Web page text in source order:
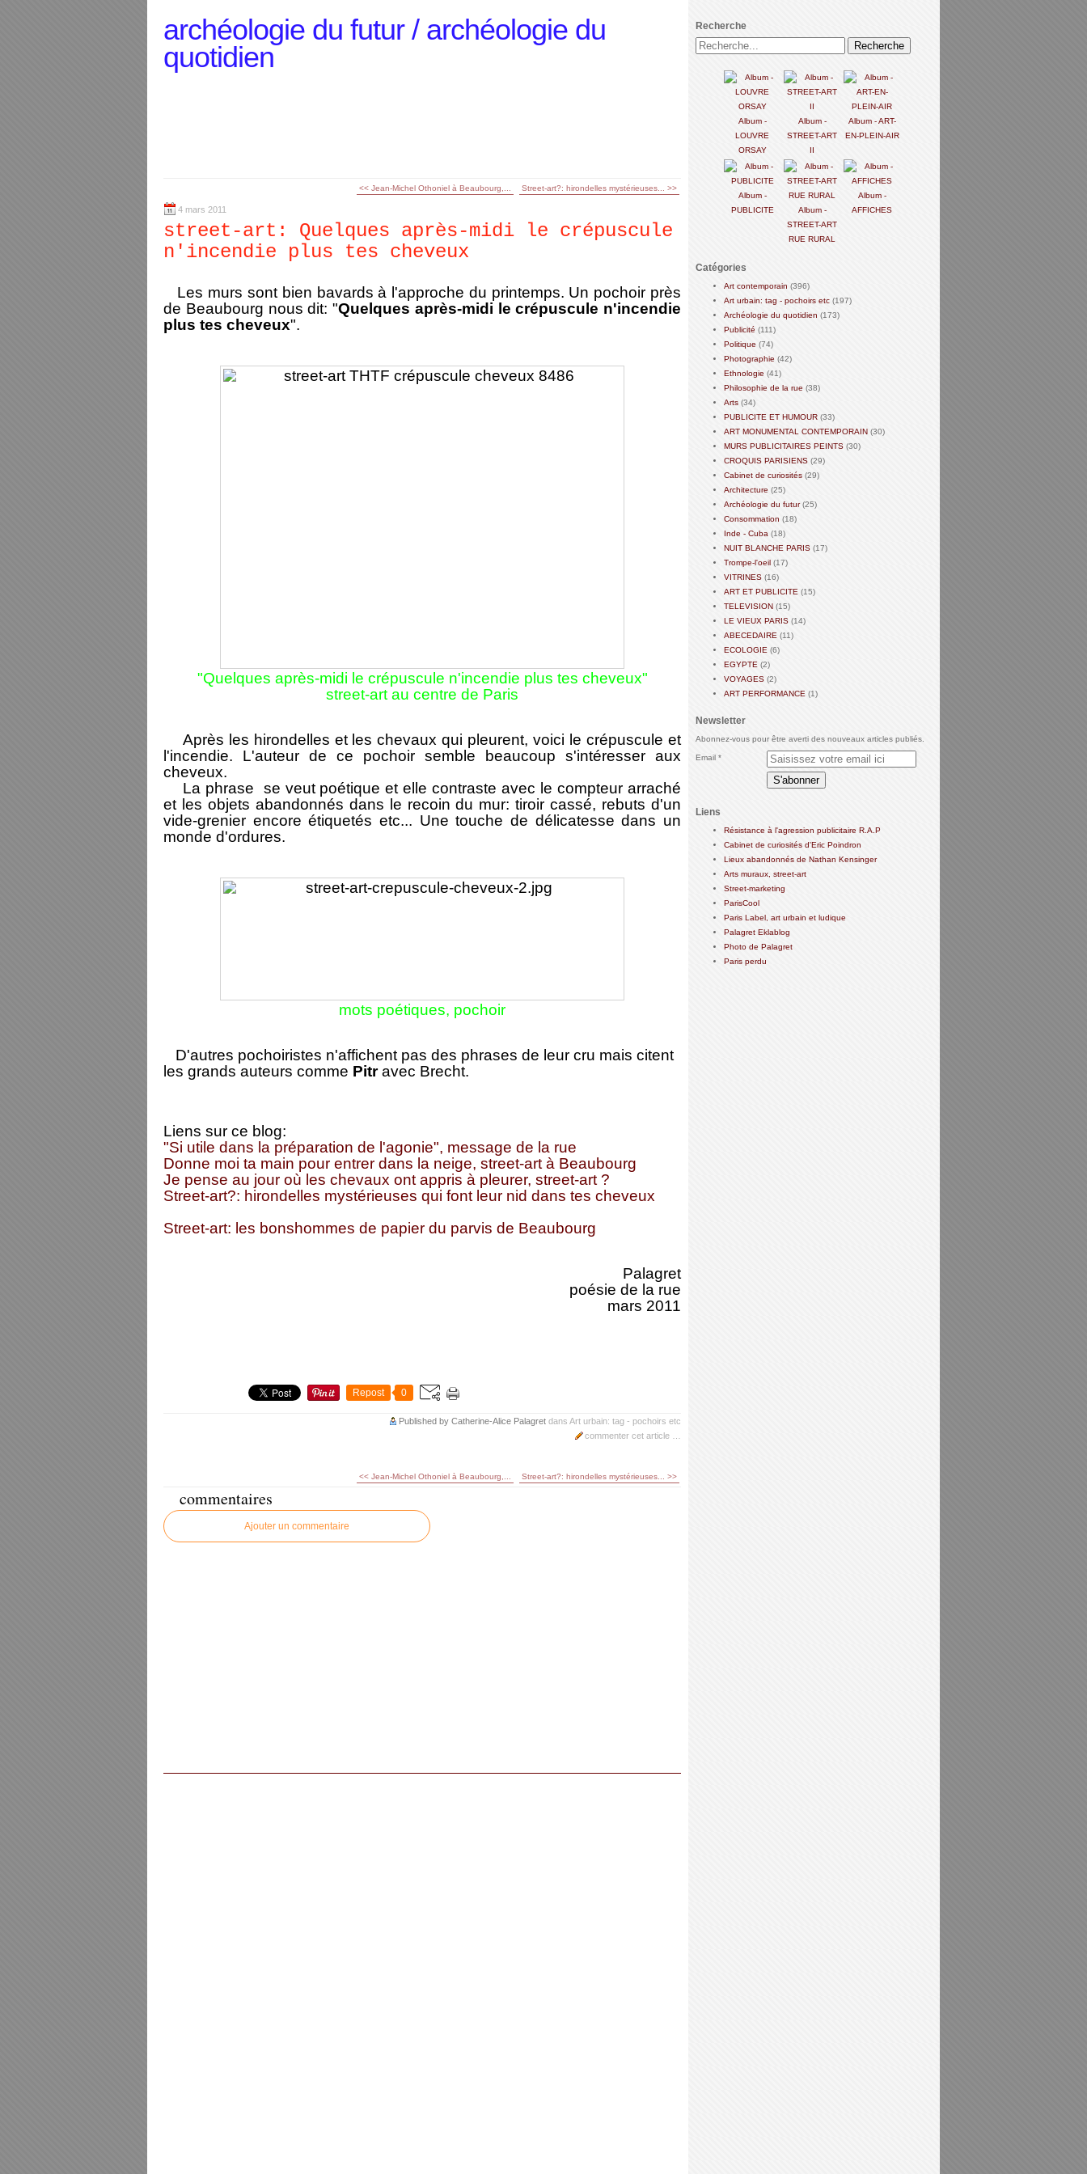
archéologie du futur / archéologie du
quotidien
<< Jean-Michel Othoniel à Beaubourg,... Street-art?: hirondelles mystérieuses... >>
4 mars 2011
street-art: Quelques après-midi le crépuscule
n'incendie plus tes cheveux
Les murs sont bien bavards à l'approche du printemps. Un pochoir près
de Beaubourg nous dit: "Quelques après-midi le crépuscule n'incendie
plus tes cheveux".
"Quelques après-midi le crépuscule n'incendie plus tes cheveux"
street-art au centre de Paris
Après les hirondelles et les chevaux qui pleurent, voici le crépuscule et
l'incendie. L'auteur de ce pochoir semble beaucoup s'intéresser aux
cheveux.
La phrase se veut poétique et elle contraste avec lecompteur arraché
et les objets abandonnés dans le recoin du mur: tiroir cassé, rebuts d'un
vide-grenier encore étiquetés etc... Une touche de délicatesse dans un
monde d'ordures.
mots poétiques, pochoir
D'autres pochoiristes n'affichent pas des phrases de leur cru mais citent
les grands auteurs comme Pitravec Brecht.
Liens sur ce blog:
"Si utile dans la préparation de l'agonie", message de la rue
Donne moi ta main pour entrer dans la neige, street-art à Beaubourg
Je pense au jour où les chevaux ont appris à pleurer, street-art ?
Street-art?: hirondelles mystérieuses qui font leur nid dans tes cheveux
Street-art: les bonshommes de papier du parvis de Beaubourg
Palagret
poésie de la rue
mars 2011
Repost 0
Published by Catherine-Alice Palagret dans Art urbain: tag - pochoirs etc
commenter cet article
<< Jean-Michel Othoniel à Beaubourg,... Street-art?: hirondelles mystérieuses... >>
commentaires
Ajouter un commentaire
Recherche
Album -
LOUVRE
ORSAY
Album -
STREET-ART
II
Album - ART-
EN-PLEIN-AIR
Album -
PUBLICITE
Album -
STREET-ART
RUE RURAL
Album -
AFFICHES
Catégories
Art contemporain (396)
Art urbain: tag - pochoirs etc (197)
Archéologie du quotidien (173)
Publicité (111)
Politique (74)
Photographie (42)
Ethnologie (41)
Philosophie de la rue (38)
Arts (34)
PUBLICITE ET HUMOUR (33)
ART MONUMENTAL CONTEMPORAIN (30)
MURS PUBLICITAIRES PEINTS (30)
CROQUIS PARISIENS (29)
Cabinet de curiosités (29)
Architecture (25)
Archéologie du futur(25)
Consommation (18)
Inde - Cuba (18)
NUIT BLANCHE PARIS (17)
Trompe-l'oeil (17)
VITRINES (16)
ART ET PUBLICITE (15)
TELEVISION (15)
LE VIEUX PARIS (14)
ABECEDAIRE (11)
ECOLOGIE (6)
EGYPTE (2)
VOYAGES (2)
ART PERFORMANCE (1)
Newsletter
Abonnez-vous pour être averti des nouveaux articles publiés.
Email
Liens
Résistance à l'agression publicitaire R.A.P
Cabinet de curiosités d'Eric Poindron
Lieux abandonnés de Nathan Kensinger
Arts muraux, street-art
Street-marketing
ParisCool
Paris Label, art urbain et ludique
Palagret Eklablog
Photo de Palagret
Paris perdu